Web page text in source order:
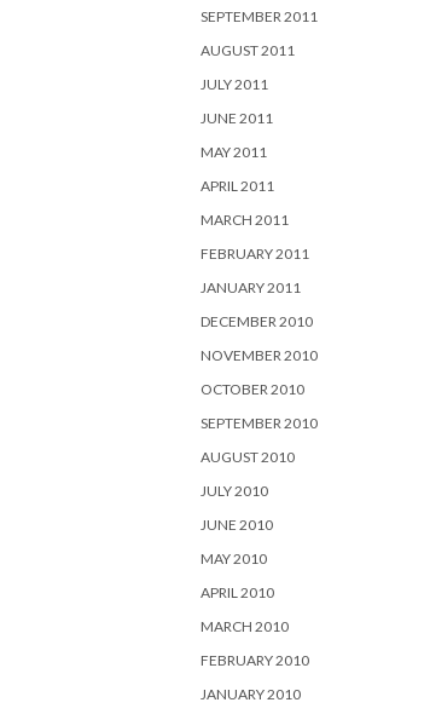
SEPTEMBER 2011
AUGUST 2011
JULY 2011
JUNE 2011
MAY 2011
APRIL 2011
MARCH 2011
FEBRUARY 2011
JANUARY 2011
DECEMBER 2010
NOVEMBER 2010
OCTOBER 2010
SEPTEMBER 2010
AUGUST 2010
JULY 2010
JUNE 2010
MAY 2010
APRIL 2010
MARCH 2010
FEBRUARY 2010
JANUARY 2010